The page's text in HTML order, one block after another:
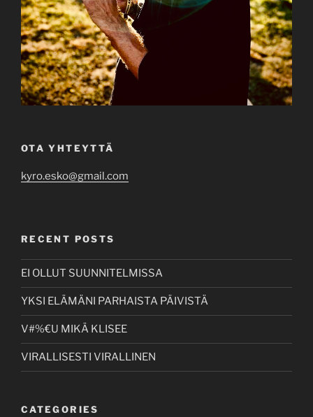
OTA YHTEYTTÄ
kyro.esko@gmail.com
RECENT POSTS
EI OLLUT SUUNNITELMISSA
YKSI ELÄMÄNI PARHAISTA PÄIVISTÄ
V#%€U MIKÄ KLISEE
VIRALLISESTI VIRALLINEN
CATEGORIES